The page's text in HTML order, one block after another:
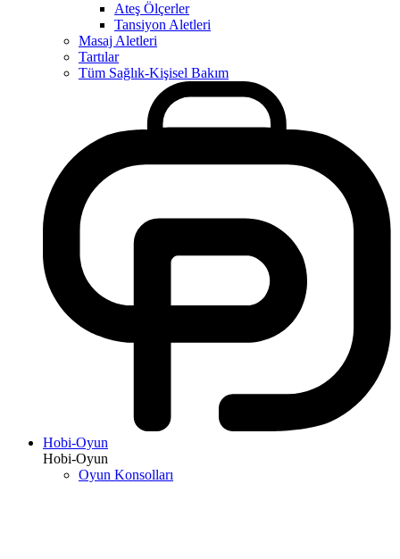
Ateş Ölçerler
Tansiyon Aletleri
Masaj Aletleri
Tartılar
Tüm Sağlık-Kişisel Bakım
Hobi-Oyun
Hobi-Oyun
Oyun Konsolları